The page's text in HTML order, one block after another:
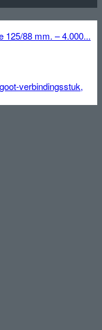
125/88 mm. – 4.000...
verbindingsstuk,